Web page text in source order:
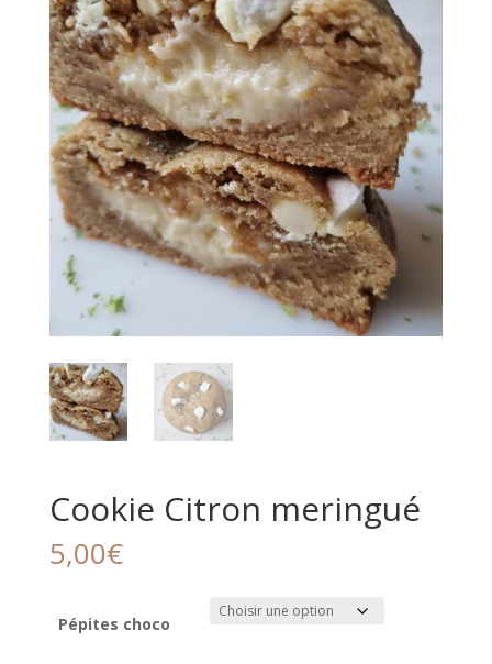
Cookie Citron meringué
5,00€
Pépites choco